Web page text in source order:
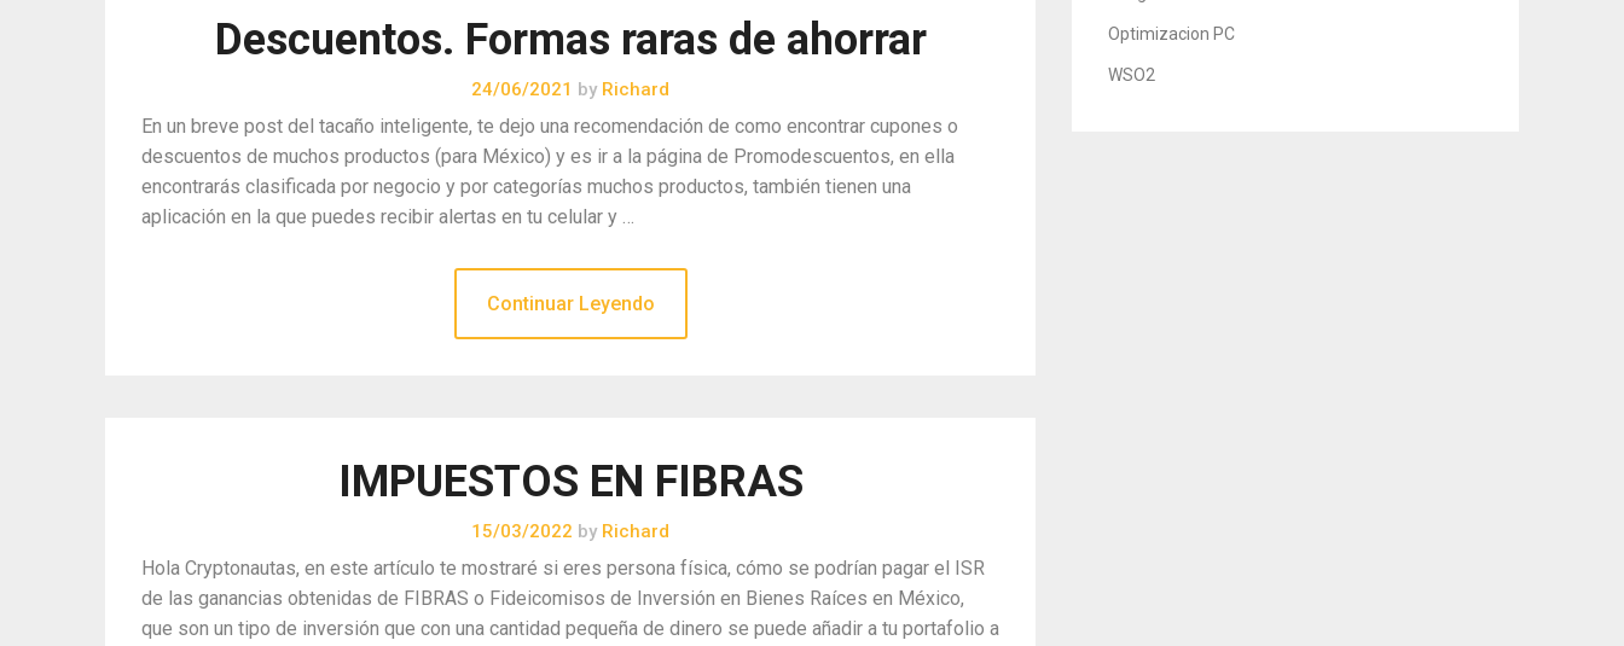
Descuentos. Formas raras de ahorrar
24/06/2021 by Richard
En un breve post del tacaño inteligente, te dejo una recomendación de como encontrar cupones o
descuentos de muchos productos (para México) y es ir a la página de Promodescuentos, en ella
encontrarás clasificada por negocio y por categorías muchos productos, también tienen una
aplicación en la que puedes recibir alertas en tu celular y …
Continuar Leyendo
IMPUESTOS EN FIBRAS
15/03/2022 by Richard
Hola Cryptonautas, en este artículo te mostraré si eres persona física, cómo se podrían pagar el ISR
de las ganancias obtenidas de FIBRAS o Fideicomisos de Inversión en Bienes Raíces en México,
que son un tipo de inversión que con una cantidad pequeña de dinero se puede añadir a tu portafolio a
Optimizacion PC
WSO2